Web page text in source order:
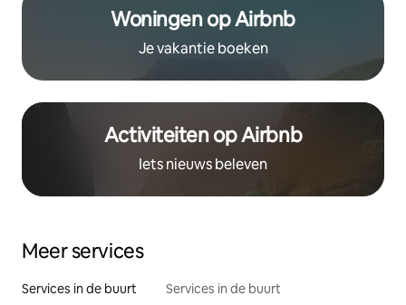
Woningen op Airbnb
Je vakantie boeken
Activiteiten op Airbnb
Iets nieuws beleven
Meer services
Services in de buurt Services in de buurt